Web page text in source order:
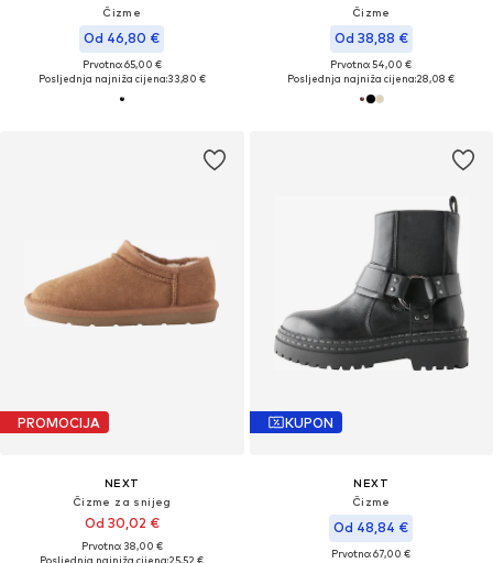
Čizme
Od 46,80 €
Prvotno: 65,00 €
Posljednja najniža cijena:33,80 €
Čizme
Od 38,88 €
Prvotno: 54,00 €
Posljednja najniža cijena:28,08 €
PROMOCIJA
NEXT
Čizme za snijeg
Od 30,02 €
Prvotno: 38,00 €
KUPON
NEXT
Čizme
Od 48,84 €
Prvotno: 67,00 €